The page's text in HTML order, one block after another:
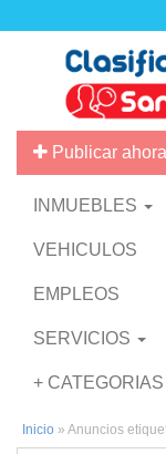
Publicar ahora
INMUEBLES
VEHICULOS
EMPLEOS
SERVICIOS
+ CATEGORIAS
Inicio » Anuncios